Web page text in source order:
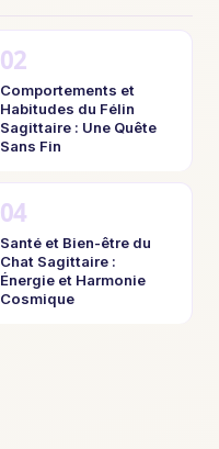
Comportements et
Habitudes du Félin
Sagittaire : Une Quête
Sans Fin
Santé et Bien-être du
Chat Sagittaire :
Énergie et Harmonie
Cosmique